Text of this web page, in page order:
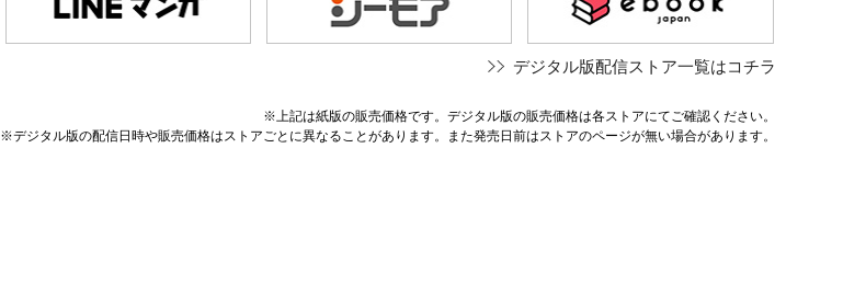
デジタル版配信ストア一覧はコチラ
※上記は紙版の販売価格です。デジタル版の販売価格は各ストアにてご確認ください。
※デジタル版の配信日時や販売価格はストアごとに異なることがあります。また発売日前はストアのページが無い場合があります。